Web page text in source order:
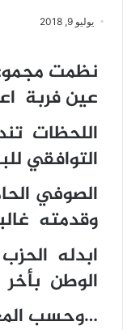
يوليو 9, 2018
نظمت
عين فربة
اللحظات
التوافقي
الصوفي
وقدمته
ابدله
الوطن بأخر
…وحسب